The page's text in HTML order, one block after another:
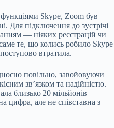
Skype, Zoom був
Для підключення до зустрічі
— ніяких реєстрацій чи
те, що колись робило Skype
втратила.
повільно, завойовуючи
зв’язком та надійністю.
близько 20 мільйонів
цифра, але не співставна з